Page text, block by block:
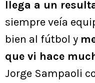
llega a un
siempre veía
bien al fútbol y
que vi hace
Jorge Sampaoli